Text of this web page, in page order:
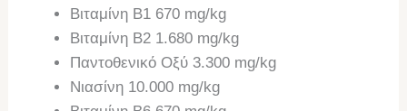
Βιταμίνη B1 670 mg/kg
Βιταμίνη B2 1.680 mg/kg
Παντοθενικό Οξύ 3.300 mg/kg
Νιασίνη 10.000 mg/kg